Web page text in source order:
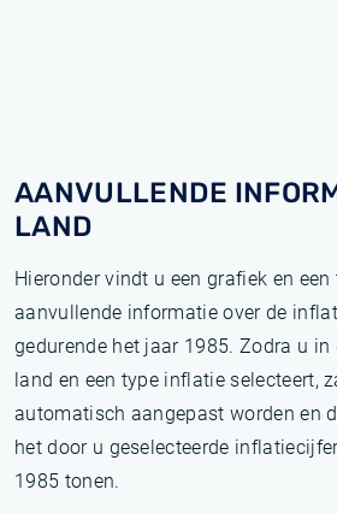
AANVULLENDE
LAND
Hieronder vindt u een grafiek en
aanvullende informatie over de
gedurende het jaar 1985. Zodra u in
land en een type inflatie selecteert,
automatisch aangepast worden en
het door u geselecteerde
1985 tonen.